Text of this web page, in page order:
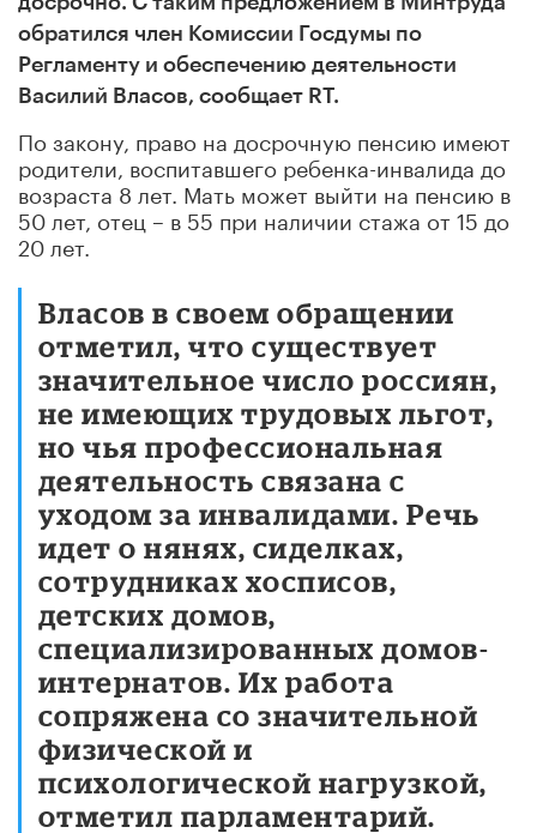
обратился член Комиссии Госдумы по
Регламенту и обеспечению деятельности
Василий Власов, сообщает RT.
По закону, право на досрочную пенсию имеют
родители, воспитавшего ребенка-инвалида до
возраста 8 лет. Мать может выйти на пенсию в
50 лет, отец – в 55 при наличии стажа от 15 до
20 лет.
Власов в своем обращении
отметил, что существует
значительное число россиян,
не имеющих трудовых льгот,
но чья профессиональная
деятельность связана с
уходом за инвалидами. Речь
идет о нянях, сиделках,
сотрудниках хосписов,
детских домов,
специализированных домов-
интернатов. Их работа
сопряжена со значительной
физической и
психологической нагрузкой,
отметил парламентарий.